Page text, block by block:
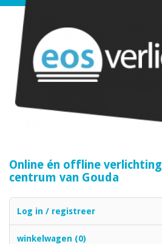
Online én offline
centrum van Gouda
Log in / registreer
winkelwagen (0)